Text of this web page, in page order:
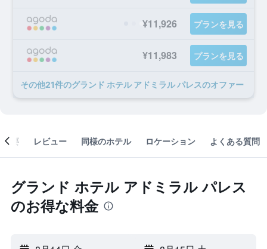
¥11,926 プランを見る
¥11,983 プランを見る
​その他21​件のグランド ホテル アドミラル パレスのオファー
概要 レビュー 同様のホテル ロケーション よくある質問
グランド ホテル アドミラル パレス
のお得な料金